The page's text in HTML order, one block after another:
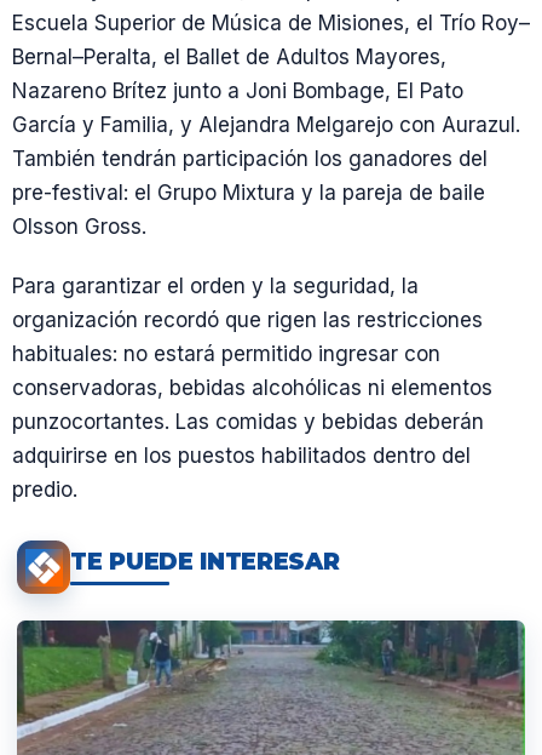
Escuela Superior de Música de Misiones, el Trío Roy–
Bernal–Peralta, el Ballet de Adultos Mayores,
Nazareno Brítez junto a Joni Bombage, El Pato
García y Familia, y Alejandra Melgarejo con Aurazul.
También tendrán participación los ganadores del
pre-festival: el Grupo Mixtura y la pareja de baile
Olsson Gross.
Para garantizar el orden y la seguridad, la
organización recordó que rigen las restricciones
habituales: no estará permitido ingresar con
conservadoras, bebidas alcohólicas ni elementos
punzocortantes. Las comidas y bebidas deberán
adquirirse en los puestos habilitados dentro del
predio.
TE PUEDE INTERESAR